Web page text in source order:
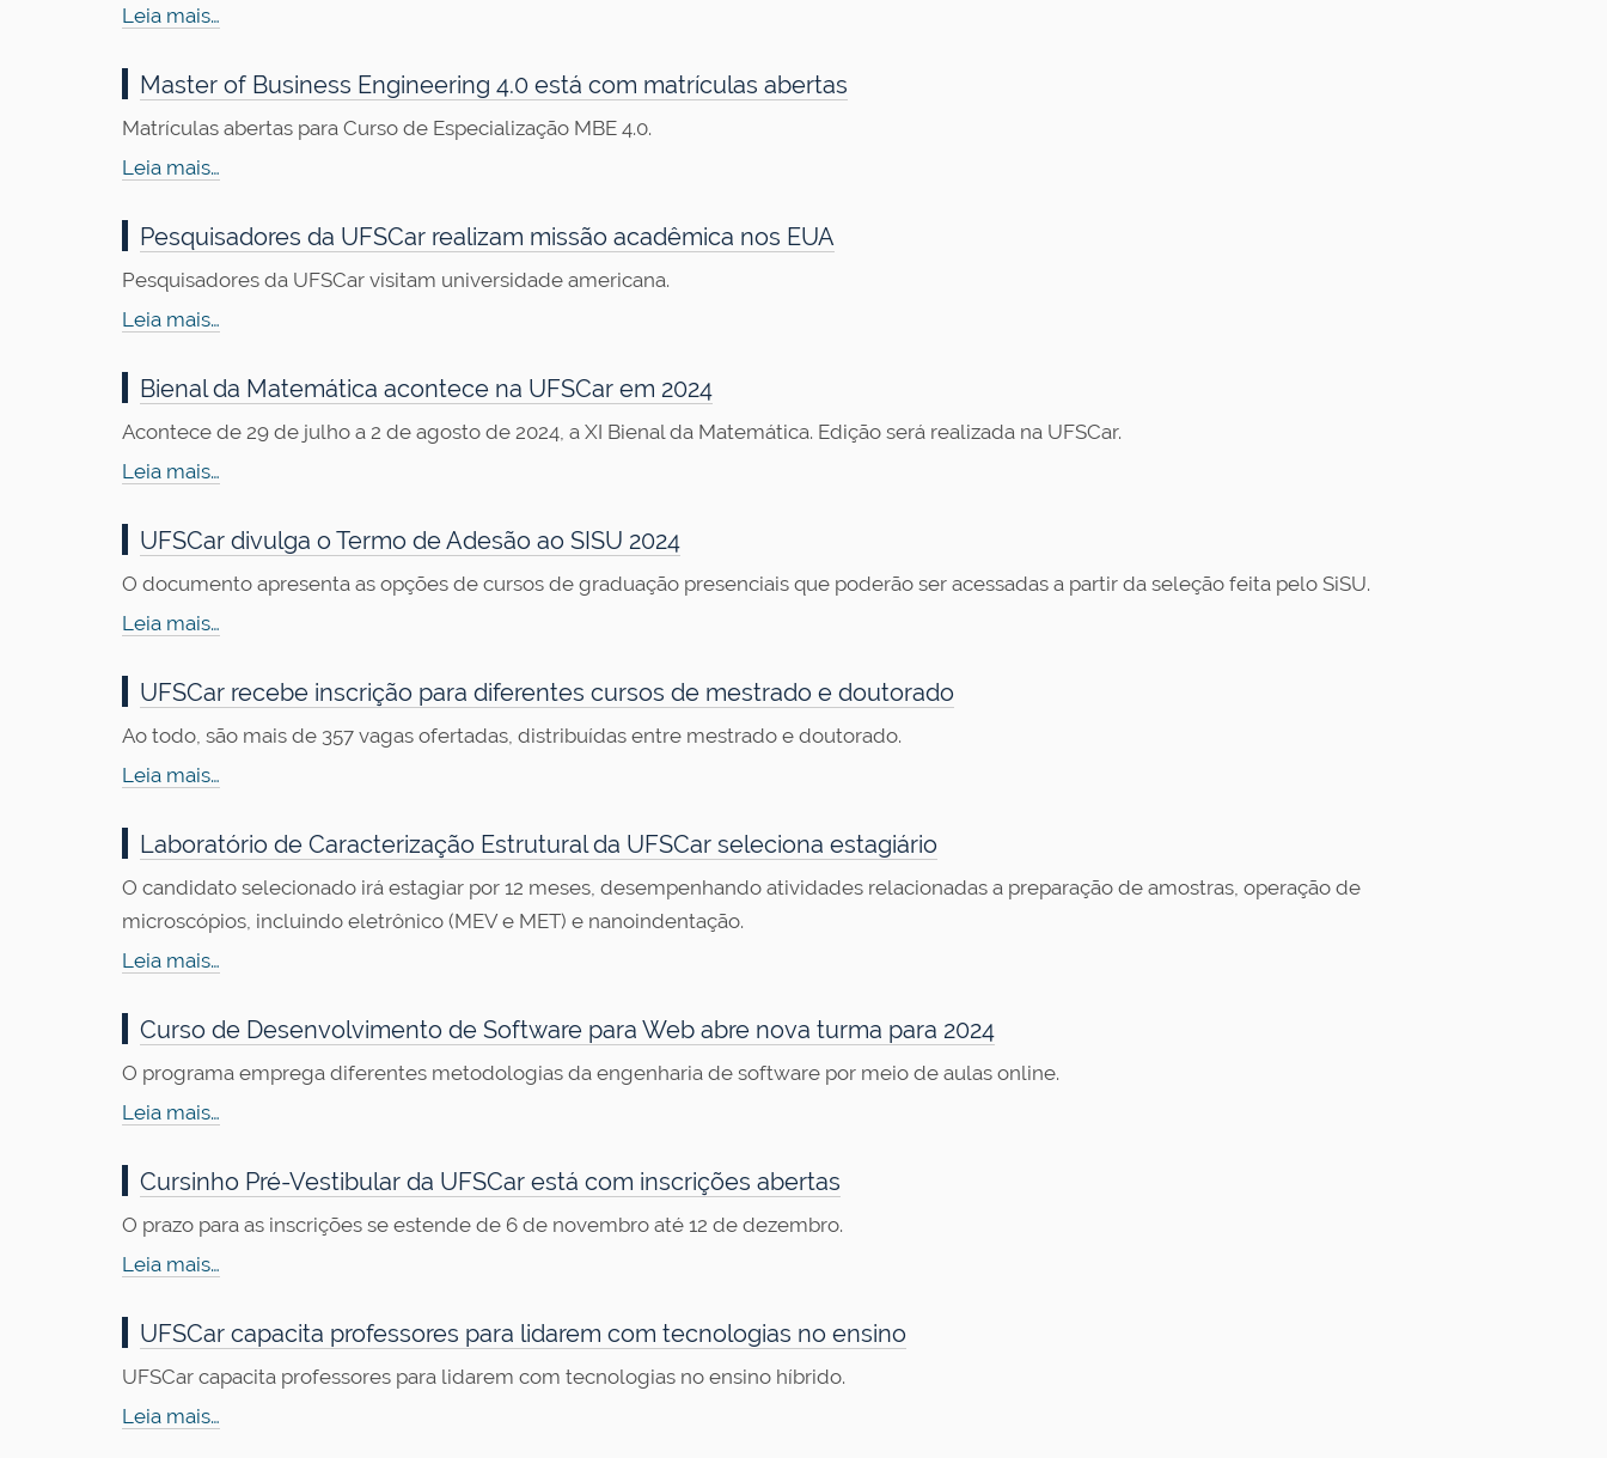
Leia mais…
Master of Business Engineering 4.0 está com matrículas abertas
Matrículas abertas para Curso de Especialização MBE 4.0.
Leia mais…
Pesquisadores da UFSCar realizam missão acadêmica nos EUA
Pesquisadores da UFSCar visitam universidade americana.
Leia mais…
Bienal da Matemática acontece na UFSCar em 2024
Acontece de 29 de julho a 2 de agosto de 2024, a XI Bienal da Matemática. Edição será realizada na UFSCar.
Leia mais…
UFSCar divulga o Termo de Adesão ao SISU 2024
O documento apresenta as opções de cursos de graduação presenciais que poderão ser acessadas a partir da seleção feita pelo SiSU.
Leia mais…
UFSCar recebe inscrição para diferentes cursos de mestrado e doutorado
Ao todo, são mais de 357 vagas ofertadas, distribuídas entre mestrado e doutorado.
Leia mais…
Laboratório de Caracterização Estrutural da UFSCar seleciona estagiário
O candidato selecionado irá estagiar por 12 meses, desempenhando atividades relacionadas a preparação de amostras, operação de
microscópios, incluindo eletrônico (MEV e MET) e nanoindentação.
Leia mais…
Curso de Desenvolvimento de Software para Web abre nova turma para 2024
O programa emprega diferentes metodologias da engenharia de software por meio de aulas online.
Leia mais…
Cursinho Pré-Vestibular da UFSCar está com inscrições abertas
O prazo para as inscrições se estende de 6 de novembro até 12 de dezembro.
Leia mais…
UFSCar capacita professores para lidarem com tecnologias no ensino
UFSCar capacita professores para lidarem com tecnologias no ensino híbrido.
Leia mais…